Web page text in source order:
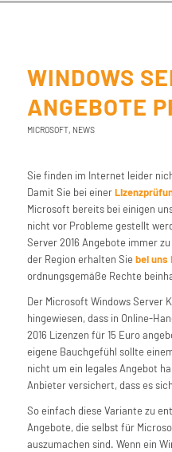
WINDOWS
ANGEBOTE
MICROSOFT, NEWS
Sie finden im Internet leider
Damit Sie bei einer
Microsoft bereits bei einigen
nicht vor Probleme gestellt
Server 2016 Angebote immer
der Region erhalten Sie bei uns
ordnungsgemäße Rechte
Der Microsoft Windows Server
hingewiesen, dass in Online-
2016 Lizenzen für 15 Euro
eigene Bauchgefühl sollte
nicht um ein legales Angebot
Anbieter versichert, dass es
So einfach diese Variante zu
Angebote, die selbst für
auszumachen sind. Wenn ein